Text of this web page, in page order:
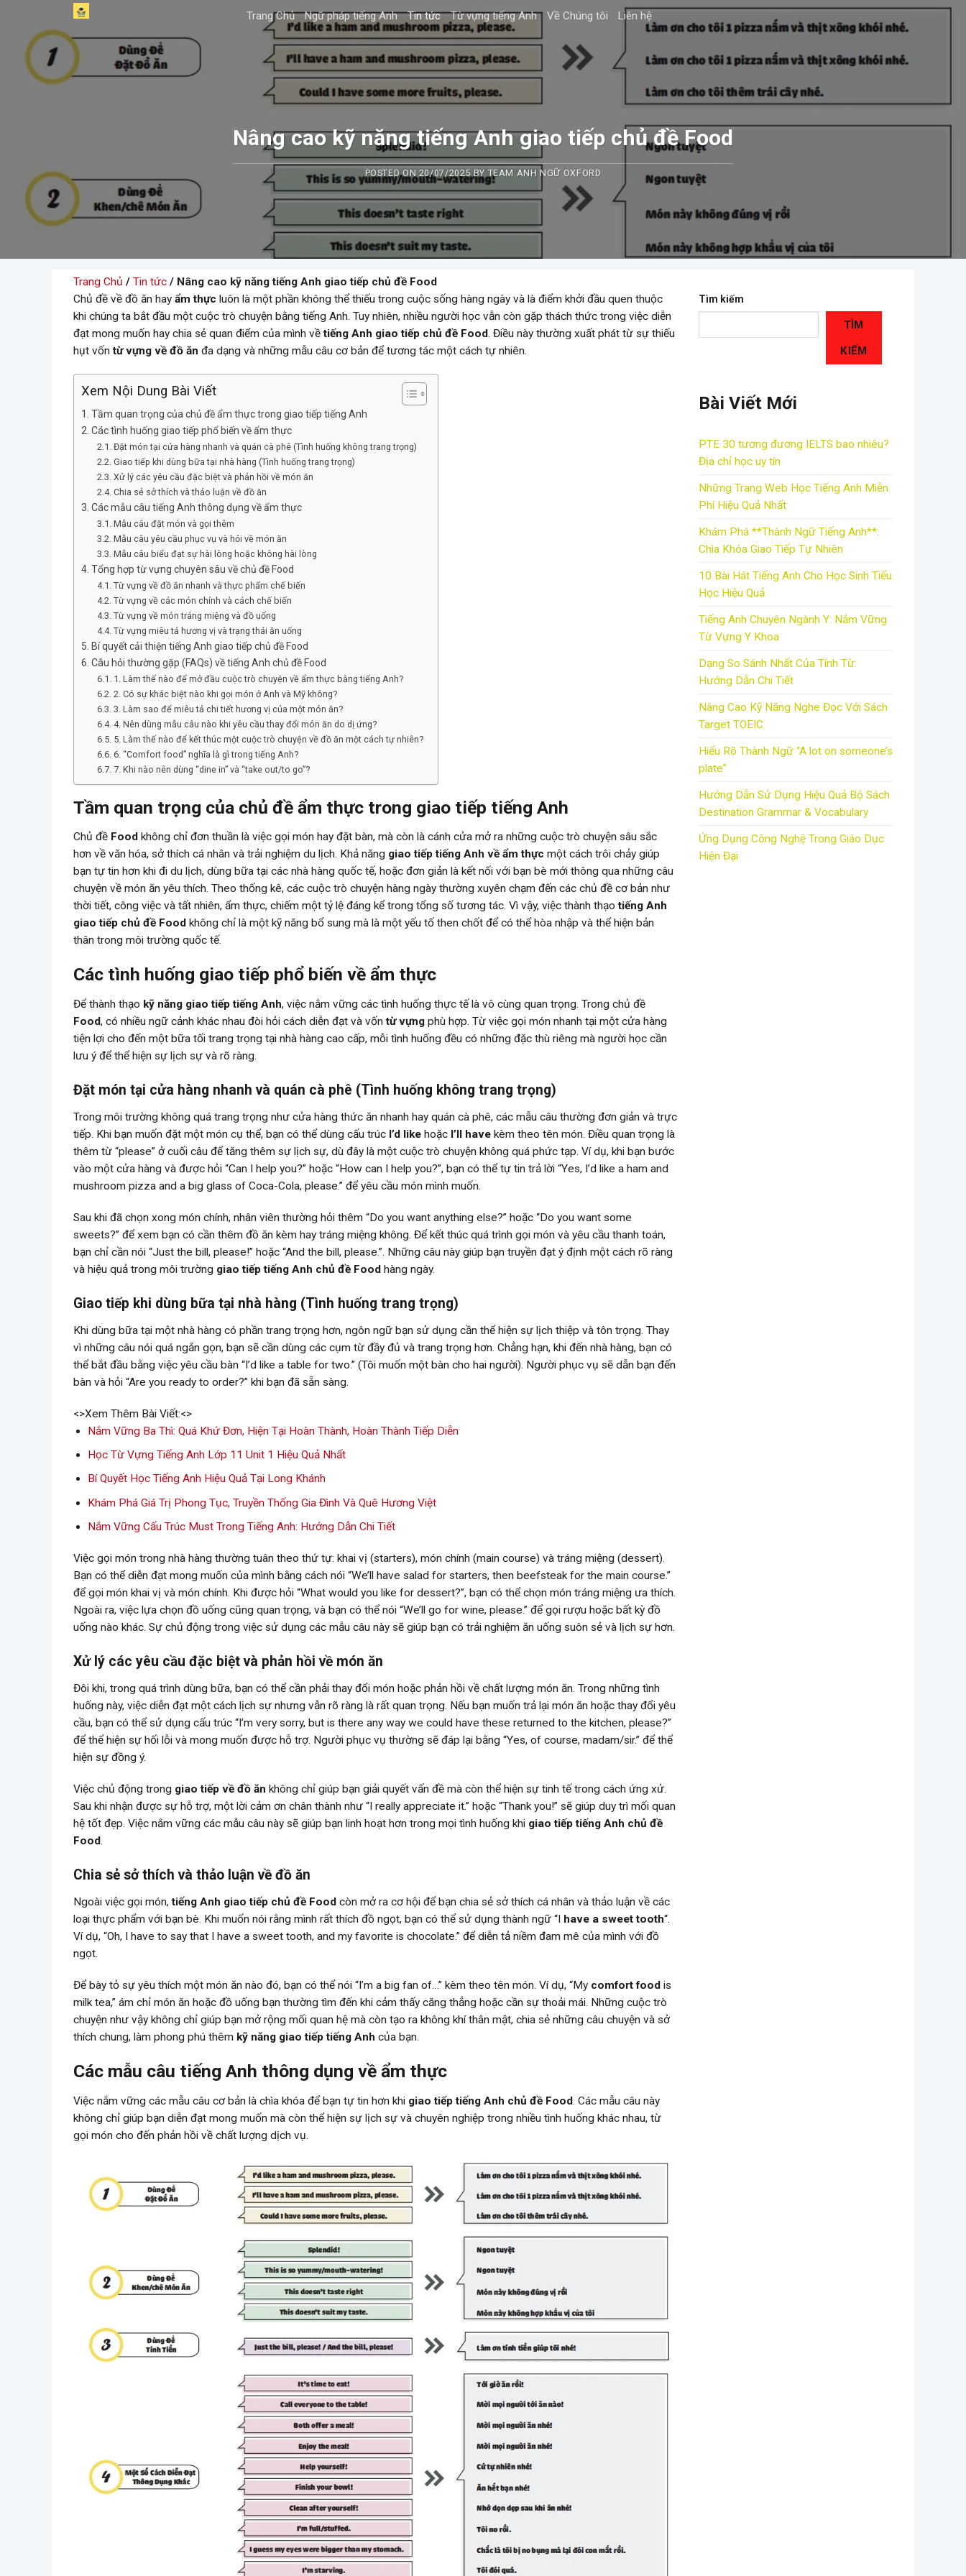
content
Trang Chủ Ngữ pháp tiếng Anh Tin tức Từ vựng tiếng Anh Về Chúng tôi Liên hệ
Nâng cao kỹ năng tiếng Anh giao tiếp chủ đề Food
POSTED ON 20/07/2025 BY TEAM ANH NGỮ OXFORD
Trang Chủ / Tin tức / Nâng cao kỹ năng tiếng Anh giao tiếp chủ đề Food
Chủ đề về đồ ăn hay ẩm thực luôn là một phần không thể thiếu trong cuộc sống hàng ngày và là điểm khởi đầu quen thuộc
khi chúng ta bắt đầu một cuộc trò chuyện bằng tiếng Anh. Tuy nhiên, nhiều người học vẫn còn gặp thách thức trong việc diễn
đạt mong muốn hay chia sẻ quan điểm của mình vềtiếng Anh giao tiếp chủ đề Food. Điều này thường xuất phát từ sự thiếu
hụt vốntừ vựng về đồ ăn đa dạng và những mẫu câu cơ bản để tương tác một cách tự nhiên.
Xem Nội Dung Bài Viết
Tầm quan trọng của chủ đề ẩm thực trong giao tiếp tiếng Anh
Các tình huống giao tiếp phổ biến về ẩm thực
Đặt món tại cửa hàng nhanh và quán cà phê (Tình huống không trang trọng)
Giao tiếp khi dùng bữa tại nhà hàng (Tình huống trang trọng)
Xử lý các yêu cầu đặc biệt và phản hồi về món ăn
Chia sẻ sở thích và thảo luận về đồ ăn
Các mẫu câu tiếng Anh thông dụng về ẩm thực
Mẫu câu đặt món và gọi thêm
Mẫu câu yêu cầu phục vụ và hỏi về món ăn
Mẫu câu biểu đạt sự hài lòng hoặc không hài lòng
Tổng hợp từ vựng chuyên sâu về chủ đề Food
Từ vựng về đồ ăn nhanh và thực phẩm chế biến
Từ vựng về các món chính và cách chế biến
Từ vựng về món tráng miệng và đồ uống
Từ vựng miêu tả hương vị và trạng thái ăn uống
Bí quyết cải thiện tiếng Anh giao tiếp chủ đề Food
Câu hỏi thường gặp (FAQs) về tiếng Anh chủ đề Food
1. Làm thế nào để mở đầu cuộc trò chuyện về ẩm thực bằng tiếng Anh?
2. Có sự khác biệt nào khi gọi món ở Anh và Mỹ không?
3. Làm sao để miêu tả chi tiết hương vị của một món ăn?
4. Nên dùng mẫu câu nào khi yêu cầu thay đổi món ăn do dị ứng?
5. Làm thế nào để kết thúc một cuộc trò chuyện về đồ ăn một cách tự nhiên?
6. “Comfort food” nghĩa là gì trong tiếng Anh?
7. Khi nào nên dùng “dine in” và “take out/to go”?
Tầm quan trọng của chủ đề ẩm thực trong giao tiếp tiếng Anh
Chủ đề Food không chỉ đơn thuần là việc gọi món hay đặt bàn, mà còn là cánh cửa mở ra những cuộc trò chuyện sâu sắc
hơn về văn hóa, sở thích cá nhân và trải nghiệm du lịch. Khả năng giao tiếp tiếng Anh về ẩm thực một cách trôi chảy giúp
bạn tự tin hơn khi đi du lịch, dùng bữa tại các nhà hàng quốc tế, hoặc đơn giản là kết nối với bạn bè mới thông qua những câu
chuyện về món ăn yêu thích. Theo thống kê, các cuộc trò chuyện hàng ngày thường xuyên chạm đến các chủ đề cơ bản như
thời tiết, công việc và tất nhiên, ẩm thực, chiếm một tỷ lệ đáng kể trong tổng số tương tác. Vì vậy, việc thành thạotiếng Anh
giao tiếp chủ đề Food không chỉ là một kỹ năng bổ sung mà là một yếu tố then chốt để có thể hòa nhập và thể hiện bản
thân trong môi trường quốc tế.
Các tình huống giao tiếp phổ biến về ẩm thực
Để thành thạo kỹ năng giao tiếp tiếng Anh, việc nắm vững các tình huống thực tế là vô cùng quan trọng. Trong chủ đề
Food, có nhiều ngữ cảnh khác nhau đòi hỏi cách diễn đạt và vốntừ vựng phù hợp. Từ việc gọi món nhanh tại một cửa hàng
tiện lợi cho đến một bữa tối trang trọng tại nhà hàng cao cấp, mỗi tình huống đều có những đặc thù riêng mà người học cần
lưu ý để thể hiện sự lịch sự và rõ ràng.
Đặt món tại cửa hàng nhanh và quán cà phê (Tình huống không trang trọng)
Trong môi trường không quá trang trọng như cửa hàng thức ăn nhanh hay quán cà phê, các mẫu câu thường đơn giản và trực
tiếp. Khi bạn muốn đặt một món cụ thể, bạn có thể dùng cấu trúc I’d like hoặc I’ll have kèm theo tên món. Điều quan trọng là
thêm từ “please” ở cuối câu để tăng thêm sự lịch sự, dù đây là một cuộc trò chuyện không quá phức tạp. Ví dụ, khi bạn bước
vào một cửa hàng và được hỏi “Can I help you?” hoặc “How can I help you?”, bạn có thể tự tin trả lời “Yes, I’d like a ham and
mushroom pizza and a big glass of Coca-Cola, please.” để yêu cầu món mình muốn.
Sau khi đã chọn xong món chính, nhân viên thường hỏi thêm “Do you want anything else?” hoặc “Do you want some
sweets?” để xem bạn có cần thêm đồ ăn kèm hay tráng miệng không. Để kết thúc quá trình gọi món và yêu cầu thanh toán,
bạn chỉ cần nói “Just the bill, please!” hoặc “And the bill, please.”. Những câu này giúp bạn truyền đạt ý định một cách rõ ràng
và hiệu quả trong môi trường giao tiếp tiếng Anh chủ đề Food hàng ngày.
Giao tiếp khi dùng bữa tại nhà hàng (Tình huống trang trọng)
Khi dùng bữa tại một nhà hàng có phần trang trọng hơn, ngôn ngữ bạn sử dụng cần thể hiện sự lịch thiệp và tôn trọng. Thay
vì những câu nói quá ngắn gọn, bạn sẽ cần dùng các cụm từ đầy đủ và trang trọng hơn. Chẳng hạn, khi đến nhà hàng, bạn có
thể bắt đầu bằng việc yêu cầu bàn “I’d like a table for two.” (Tôi muốn một bàn cho hai người). Người phục vụ sẽ dẫn bạn đến
bàn và hỏi “Are you ready to order?” khi bạn đã sẵn sàng.
<>Xem Thêm Bài Viết:<>
Nắm Vững Ba Thì: Quá Khứ Đơn, Hiện Tại Hoàn Thành, Hoàn Thành Tiếp Diễn
Học Từ Vựng Tiếng Anh Lớp 11 Unit 1 Hiệu Quả Nhất
Bí Quyết Học Tiếng Anh Hiệu Quả Tại Long Khánh
Khám Phá Giá Trị Phong Tục, Truyền Thống Gia Đình Và Quê Hương Việt
Nắm Vững Cấu Trúc Must Trong Tiếng Anh: Hướng Dẫn Chi Tiết
Việc gọi món trong nhà hàng thường tuân theo thứ tự: khai vị (starters), món chính (main course) và tráng miệng (dessert).
Bạn có thể diễn đạt mong muốn của mình bằng cách nói “We’ll have salad for starters, then beefsteak for the main course.”
để gọi món khai vị và món chính. Khi được hỏi “What would you like for dessert?”, bạn có thể chọn món tráng miệng ưa thích.
Ngoài ra, việc lựa chọn đồ uống cũng quan trọng, và bạn có thể nói “We’ll go for wine, please.” để gọi rượu hoặc bất kỳ đồ
uống nào khác. Sự chủ động trong việc sử dụng các mẫu câu này sẽ giúp bạn có trải nghiệm ăn uống suôn sẻ và lịch sự hơn.
Xử lý các yêu cầu đặc biệt và phản hồi về món ăn
Đôi khi, trong quá trình dùng bữa, bạn có thể cần phải thay đổi món hoặc phản hồi về chất lượng món ăn. Trong những tình
huống này, việc diễn đạt một cách lịch sự nhưng vẫn rõ ràng là rất quan trọng. Nếu bạn muốn trả lại món ăn hoặc thay đổi yêu
cầu, bạn có thể sử dụng cấu trúc “I’m very sorry, but is there any way we could have these returned to the kitchen, please?”
để thể hiện sự hối lỗi và mong muốn được hỗ trợ. Người phục vụ thường sẽ đáp lại bằng “Yes, of course, madam/sir.” để thể
hiện sự đồng ý.
Việc chủ động trong giao tiếp về đồ ăn không chỉ giúp bạn giải quyết vấn đề mà còn thể hiện sự tinh tế trong cách ứng xử.
Sau khi nhận được sự hỗ trợ, một lời cảm ơn chân thành như “I really appreciate it.” hoặc “Thank you!” sẽ giúp duy trì mối quan
hệ tốt đẹp. Việc nắm vững các mẫu câu này sẽ giúp bạn linh hoạt hơn trong mọi tình huống khi giao tiếp tiếng Anh chủ đề
Food.
Chia sẻ sở thích và thảo luận về đồ ăn
Ngoài việc gọi món,tiếng Anh giao tiếp chủ đề Food còn mở ra cơ hội để bạn chia sẻ sở thích cá nhân và thảo luận về các
loại thực phẩm với bạn bè. Khi muốn nói rằng mình rất thích đồ ngọt, bạn có thể sử dụng thành ngữ “I have a sweet tooth“.
Ví dụ, “Oh, I have to say that I have a sweet tooth, and my favorite is chocolate.” để diễn tả niềm đam mê của mình với đồ
ngọt.
Để bày tỏ sự yêu thích một món ăn nào đó, bạn có thể nói “I’m a big fan of…” kèm theo tên món. Ví dụ, “My comfort food is
milk tea,” ám chỉ món ăn hoặc đồ uống bạn thường tìm đến khi cảm thấy căng thẳng hoặc cần sự thoải mái. Những cuộc trò
chuyện như vậy không chỉ giúp bạn mở rộng mối quan hệ mà còn tạo ra không khí thân mật, chia sẻ những câu chuyện và sở
thích chung, làm phong phú thêm kỹ năng giao tiếp tiếng Anh của bạn.
Các mẫu câu tiếng Anh thông dụng về ẩm thực
Việc nắm vững các mẫu câu cơ bản là chìa khóa để bạn tự tin hơn khi giao tiếp tiếng Anh chủ đề Food. Các mẫu câu này
không chỉ giúp bạn diễn đạt mong muốn mà còn thể hiện sự lịch sự và chuyên nghiệp trong nhiều tình huống khác nhau, từ
gọi món cho đến phản hồi về chất lượng dịch vụ.
Tìm kiếm
TÌM
KIẾM
Bài Viết Mới
PTE 30 tương đương IELTS bao nhiêu?
Địa chỉ học uy tín
Những Trang Web Học Tiếng Anh Miễn
Phí Hiệu Quả Nhất
Khám Phá **Thành Ngữ Tiếng Anh**:
Chìa Khóa Giao Tiếp Tự Nhiên
10 Bài Hát Tiếng Anh Cho Học Sinh Tiểu
Học Hiệu Quả
Tiếng Anh Chuyên Ngành Y: Nắm Vững
Từ Vựng Y Khoa
Dạng So Sánh Nhất Của Tính Từ:
Hướng Dẫn Chi Tiết
Nâng Cao Kỹ Năng Nghe Đọc Với Sách
Target TOEIC
Hiểu Rõ Thành Ngữ “A lot on someone’s
plate”
Hướng Dẫn Sử Dụng Hiệu Quả Bộ Sách
Destination Grammar & Vocabulary
Ứng Dụng Công Nghệ Trong Giáo Dục
Hiện Đại